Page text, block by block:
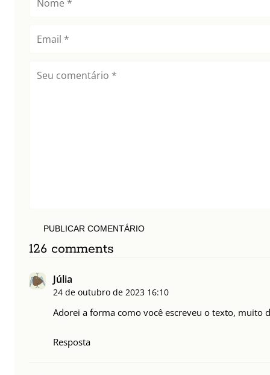
PUBLICAR COMENTÁRIO
126 comments
Júlia
24 de outubro de 2023 16:10
Adorei a forma como você escreveu o texto, muito
Resposta